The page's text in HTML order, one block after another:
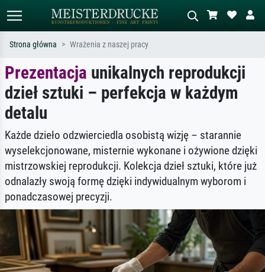
Wyszukiwanie standardowe Wyszukiwanie obrazów AI
Szukaj wg artysty, tytułu lub stylu – np.
Monet, Gwiaździsta noc,
impresjonizm, fala Hokusaia, akt.
Opisz scenę – np. zielona łąka,
abstrakcja z czerwienią, ciemny olej,
Strona główna Wrażenia z naszej pracy
Prezentacja unikalnych reprodukcji
dzieł sztuki – perfekcja w każdym
detalu
Każde dzieło odzwierciedla osobistą wizję – starannie
wyselekcjonowane, misternie wykonane i ożywione dzięki
mistrzowskiej reprodukcji. Kolekcja dzieł sztuki, które już
odnalazły swoją formę dzięki indywidualnym wyborom i
ponadczasowej precyzji.